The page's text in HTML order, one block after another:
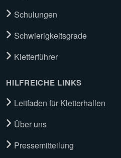
Schulungen
Schwierigkeitsgrade
Kletterführer
HILFREICHE LINKS
Leitfaden für Kletterhallen
Über uns
Pressemitteilung